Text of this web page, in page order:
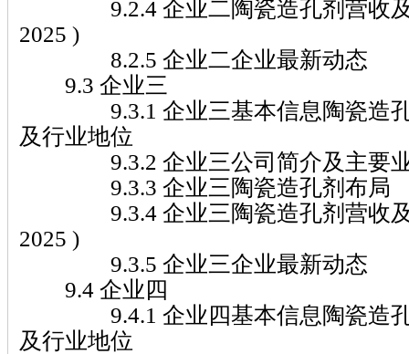
9.2.4 企业二陶瓷造孔剂营收及
2025 )
8.2.5 企业二企业最新动态
9.3 企业三
9.3.1 企业三基本信息陶瓷造孔
及行业地位
9.3.2 企业三公司简介及主要
9.3.3 企业三陶瓷造孔剂布局
9.3.4 企业三陶瓷造孔剂营收及
2025 )
9.3.5 企业三企业最新动态
9.4 企业四
9.4.1 企业四基本信息陶瓷造孔
及行业地位